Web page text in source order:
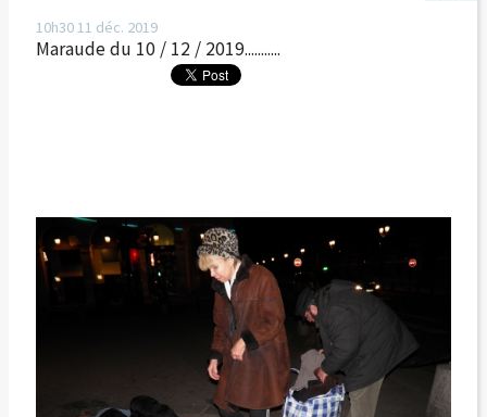
10h3011 déc. 2019
Maraude du 10 / 12 / 2019...........